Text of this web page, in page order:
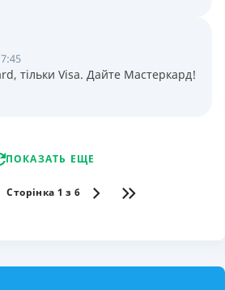
тільки Visa. Дайте Мастеркард!
ПОКАЗАТЬ ЕЩЕ
Сторінка 1 з 6